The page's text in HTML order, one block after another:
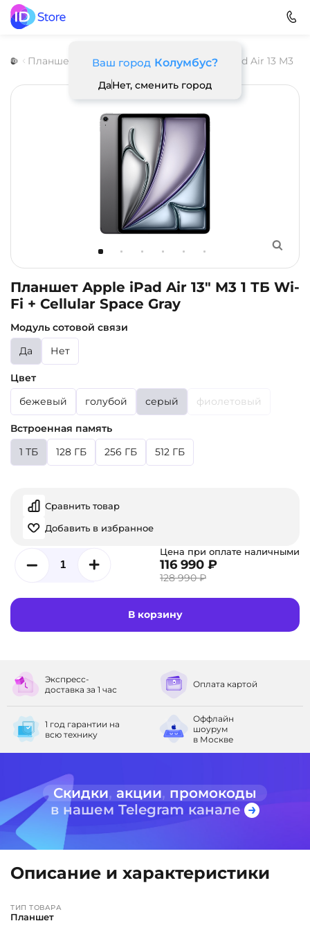
Ваш город Колумбус?
ДаНет, сменить город
Планшеты Apple iPad Air M3 (2025) iPad Air 13 M3
Планшет Apple iPad Air 13" M3 1 ТБ Wi-
Fi + Cellular Space Gray
Модуль сотовой связи
Да
Нет
Цвет
бежевый
голубой серый фиолетовый
Встроенная память
1 ТБ
128 ГБ 256 ГБ 512 ГБ
Сравнить товар
Добавить в избранное
Цена при оплате наличными
116 990 ₽
128 990 ₽
В корзину
Экспресс-
доставка за 1 час Оплата картой
1 год гарантии на
всю технику
Оффлайн
шоурум
в Москве
Скидки, акции, промокоды
в нашем Telegram канале
Описание и характеристики
ТИП ТОВАРА
Планшет